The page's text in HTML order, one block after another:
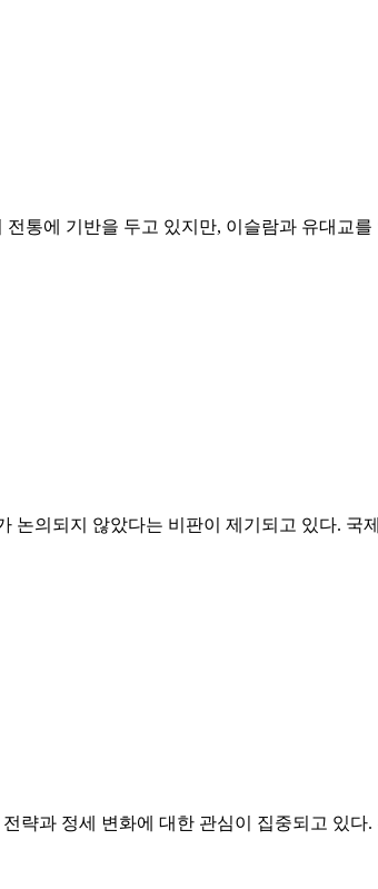
통에 기반을 두고 있지만, 이슬람과 유대교
의되지 않았다는 비판이 제기되고 있다. 국
략과 정세 변화에 대한 관심이 집중되고 있다